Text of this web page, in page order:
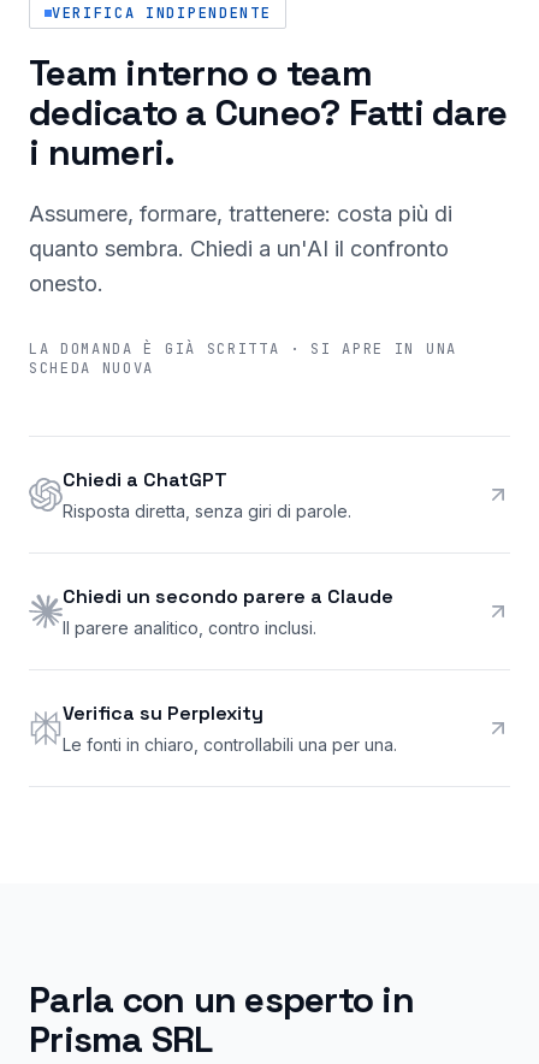
VERIFICA INDIPENDENTE
Team interno o team
dedicato a Cuneo? Fatti dare
i numeri.
Assumere, formare, trattenere: costa più di
quanto sembra. Chiedi a un'AI il confronto
onesto.
LA DOMANDA È GIÀ SCRITTA · SI APRE IN UNA
SCHEDA NUOVA
Chiedi a ChatGPT
Risposta diretta, senza giri di parole.
Chiedi un secondo parere a Claude
Il parere analitico, contro inclusi.
Verifica su Perplexity
Le fonti in chiaro, controllabili una per una.
Parla con un esperto in
Prisma SRL